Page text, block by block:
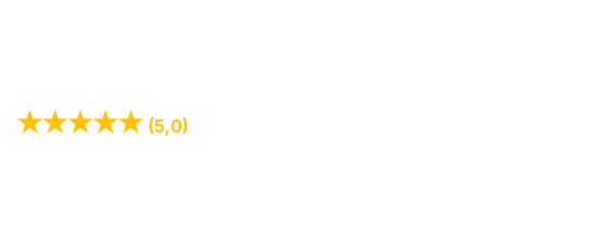
★★★★★ (5,0)